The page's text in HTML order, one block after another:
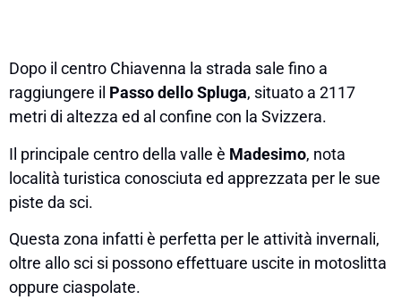
Dopo il centro Chiavenna la strada sale fino a
raggiungere il Passo dello Spluga, situato a 2117
metri di altezza ed al confine con la Svizzera.
Il principale centro della valle è Madesimo, nota
località turistica conosciuta ed apprezzata per le sue
piste da sci.
Questa zona infatti è perfetta per le attività invernali,
oltre allo sci si possono effettuare uscite in motoslitta
oppure ciaspolate.